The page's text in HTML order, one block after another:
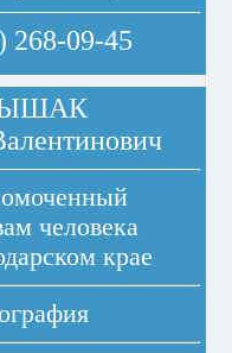
268-09-45
человека
крае